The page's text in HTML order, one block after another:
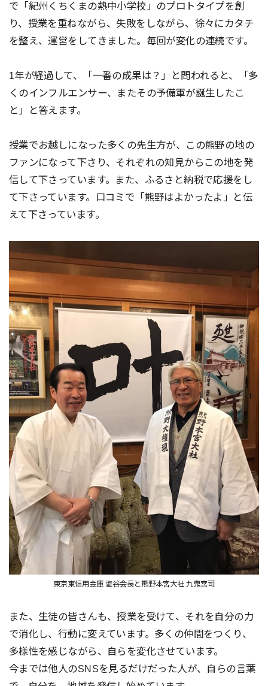
で「紀州くちくまの熱中小学校」のプロトタイプを創
り、授業を重ねながら、失敗をしながら、徐々にカタチ
を整え、運営をしてきました。毎回が変化の連続です。
1年が経過して、「一番の成果は？」と問われると、「多
くのインフルエンサー、またその予備軍が誕生したこ
と」と答えます。
授業でお越しになった多くの先生方が、この熊野の地の
ファンになって下さり、それぞれの知見からこの地を発
信して下さっています。また、ふるさと納税で応援をし
て下さっています。口コミで「熊野はよかったよ」と伝
えて下さっています。
東京東信用金庫 澁谷会長と熊野本宮大社 九鬼宮司
また、生徒の皆さんも、授業を受けて、それを自分の力
で消化し、行動に変えています。多くの仲間をつくり、
多様性を感じながら、自らを変化させています。
今までは他人のSNSを見るだけだった人が、自らの言葉